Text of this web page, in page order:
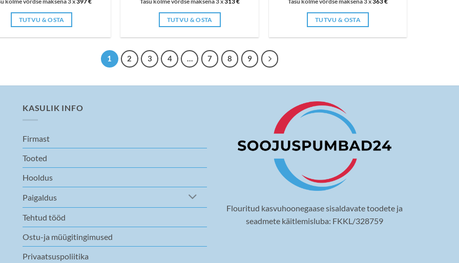
TUTVU & OSTA TUTVU & OSTA TUTVU & OSTA
1 2 3 4 … 7 8 9
KASULIK INFO
Firmast
Tooted
Hooldus
Paigaldus
Tehtud tööd
Ostu-ja müügitingimused
Privaatsuspoliitika
Flouritud kasvuhoonegaase sisaldavate toodete ja
seadmete käitlemisluba: FKKL/328759